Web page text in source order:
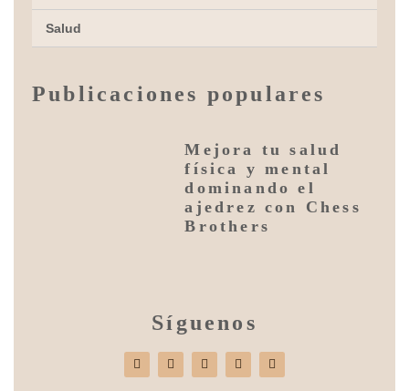
Salud
Publicaciones populares
Mejora tu salud
física y mental
dominando el
ajedrez con Chess
Brothers
Síguenos